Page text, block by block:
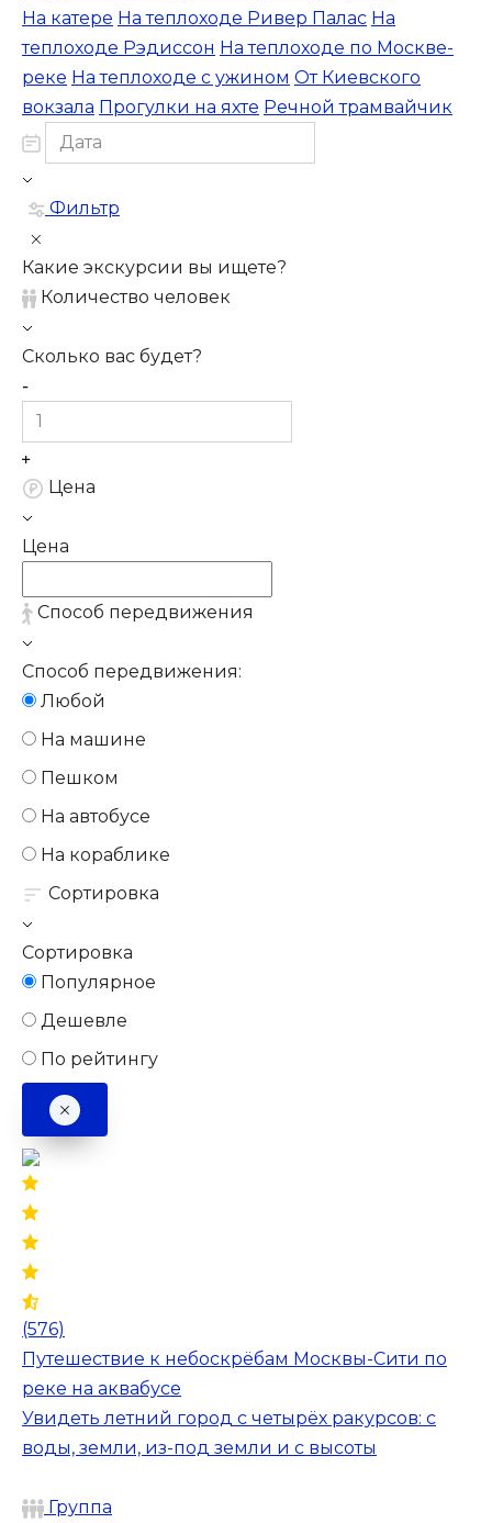
На катере На теплоходе Ривер Палас На
теплоходе Рэдиссон На теплоходе по Москве-
реке На теплоходе с ужином От Киевского
вокзала Прогулки на яхте Речной трамвайчик
Фильтр
Какие экскурсии вы ищете?
Количество человек
Сколько вас будет?
Цена
Цена
Способ передвижения
Способ передвижения:
Любой
На машине
Пешком
На автобусе
На кораблике
Сортировка
Сортировка
Популярное
Дешевле
По рейтингу
(576)
Путешествие к небоскрёбам Москвы-Сити по
реке на аквабусе
Увидеть летний город с четырёх ракурсов: с
воды, земли, из-под земли и с высоты
Группа